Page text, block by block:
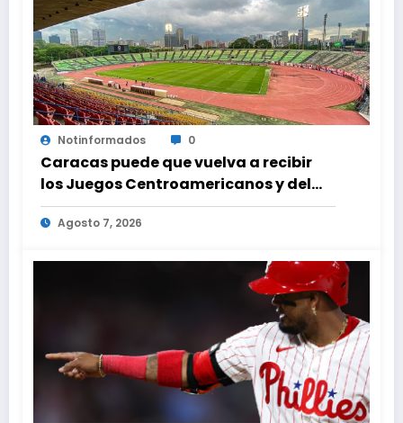
Notinformados 0
Caracas puede que vuelva a recibir
los Juegos Centroamericanos y del
Caribe tras mas de 70 años
Agosto 7, 2026